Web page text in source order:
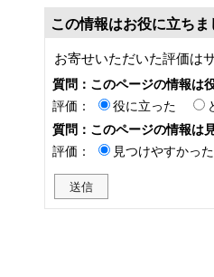
この情報はお役に立ちま
お寄せいただいた評価は
質問：このページの情報は
評価：
役に立った
質問：このページの情報は
評価：
見つけやすかった